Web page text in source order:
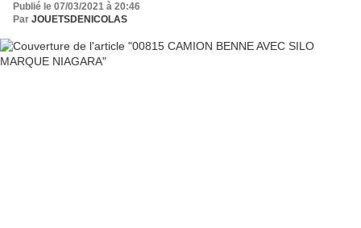
Publié le 07/03/2021 à 20:46
Par JOUETSDENICOLAS